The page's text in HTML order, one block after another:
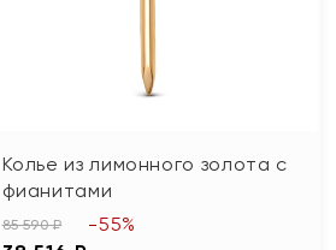
Колье из лимонного золота с
фианитами
85 590 ₽ -55%